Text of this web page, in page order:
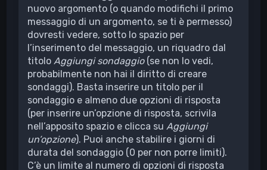
nuovo argomento (o quando modifichi il primo
messaggio di un argomento, se ti è permesso)
dovresti vedere, sotto lo spazio per
l’inserimento del messaggio, un riquadro dal
titolo Aggiungi sondaggio(se non lo vedi,
probabilmente non hai il diritto di creare
sondaggi). Basta inserire un titolo per il
sondaggio e almeno due opzioni di risposta
(per inserire un’opzione di risposta, scrivila
nell’apposito spazio e clicca su Aggiungi
un’opzione). Puoi anche stabilire i giorni di
durata del sondaggio (0 per non porre limiti).
C’è un limite al numero di opzioni di risposta